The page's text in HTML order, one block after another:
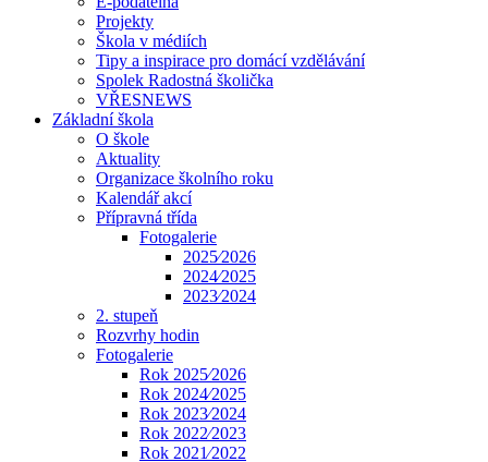
Projekty
Škola v médiích
Tipy a inspirace pro domácí vzdělávání
Spolek Radostná školička
VŘESNEWS
Základní škola
O škole
Aktuality
Organizace školního roku
Kalendář akcí
Přípravná třída
Fotogalerie
2025⁄2026
2024⁄2025
2023⁄2024
2. stupeň
Rozvrhy hodin
Fotogalerie
Rok 2025⁄2026
Rok 2024⁄2025
Rok 2023⁄2024
Rok 2022⁄2023
Rok 2021⁄2022